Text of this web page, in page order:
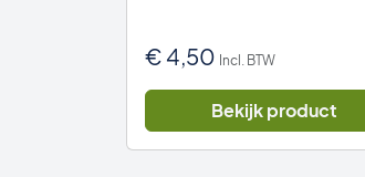
€ 4,50 Incl. BTW
Bekijk product